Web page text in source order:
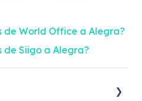
de World Office a Alegra?
de Siigo a Alegra?